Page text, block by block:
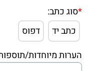
*סוג כתב:
כתב יד
דפוס
הערות מיוחדות/